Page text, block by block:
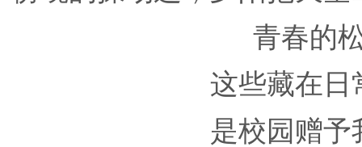
青春的
这些藏在日
是校园赠予